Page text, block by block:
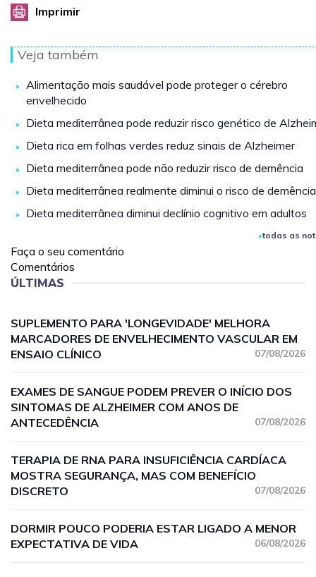
Imprimir
Veja também
Alimentação mais saudável pode proteger o cérebro
envelhecido
Dieta mediterrânea pode reduzir risco genético de
Dieta rica em folhas verdes reduz sinais de Alzheimer
Dieta mediterrânea pode não reduzir risco de demência
Dieta mediterrânea realmente diminui o risco de
Dieta mediterrânea diminui declínio cognitivo em adultos
todas as
Faça o seu comentário
Comentários
ÚLTIMAS
SUPLEMENTO PARA 'LONGEVIDADE' MELHORA
MARCADORES DE ENVELHECIMENTO VASCULAR EM
ENSAIO CLÍNICO
07/08/2026
EXAMES DE SANGUE PODEM PREVER O INÍCIO DOS
SINTOMAS DE ALZHEIMER COM ANOS DE
ANTECEDÊNCIA
07/08/2026
TERAPIA DE RNA PARA INSUFICIÊNCIA CARDÍACA
MOSTRA SEGURANÇA, MAS COM BENEFÍCIO
DISCRETO
07/08/2026
DORMIR POUCO PODERIA ESTAR LIGADO A MENOR
EXPECTATIVA DE VIDA
06/08/2026